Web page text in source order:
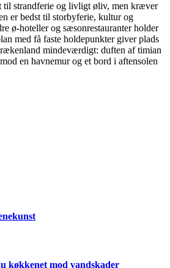
til strandferie og livligt øliv, men kræver
er bedst til storbyferie, kultur og
ø-hoteller og sæsonrestauranter holder
med få faste holdepunkter giver plads
mindeværdigt: duften af timian
en havnemur og et bord i aftensolen
køkkenet mod vandskader